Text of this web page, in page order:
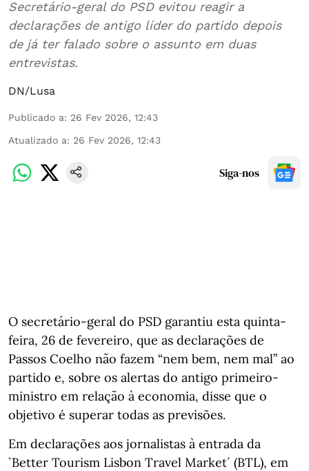
Secretário-geral do PSD evitou reagir a
declarações de antigo líder do partido depois
de já ter falado sobre o assunto em duas
entrevistas.
DN/Lusa
Publicado a: 26 Fev 2026, 12:43
Atualizado a: 26 Fev 2026, 12:43
Siga-nos
O secretário-geral do PSD garantiu esta quinta-
feira, 26 de fevereiro, que as declarações de
Passos Coelho não fazem “nem bem, nem mal” ao
partido e, sobre os alertas do antigo primeiro-
ministro em relação à economia, disse que o
objetivo é superar todas as previsões.
Em declarações aos jornalistas à entrada da
`Better Tourism Lisbon Travel Market´ (BTL), em